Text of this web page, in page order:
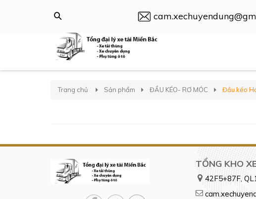
Trang chủ Sản phẩm ĐẦU KÉO- RƠ MÓC Đầu kéo
TỔNG KHO
42F5+87F,